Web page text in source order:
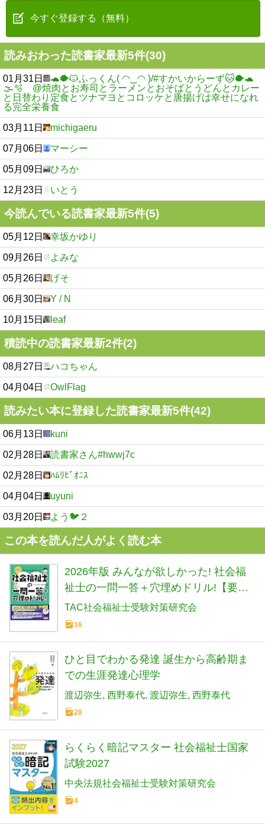
今すぐ登録する（無料）
読みおわった読書家最新5件(30)
01月31日
🐢🐡🐱ふっくん( ◠‿◠ )/#すかいからーず🐱🐡🐢
🌫🫧 @焼肉とお寿司とラーメンとおそばとうどんとカレー
と日替わり定食とツナマヨとコロッケと唐揚げは幸せになれ
る完全栄養食
03月11日 michigaeru
07月06日 マーシー
05月09日 ひろか
12月23日 いとう
今読んでいる読書家最新5件(5)
05月12日 幸坂かゆり
09月26日 よみな
05月26日 げそ
06月30日 Y / N
10月15日 leaf
積読中の読書家最新2件(2)
08月27日 ハコちゃん
04月04日 OwlFlag
読みたい本に登録した読書家最新5件(42)
06月13日 kuni
02月28日 読書家さん#hwwj7c
02月28日 ﾊﾑﾘﾋﾞｵﾆｽ
04月04日 uyuni
03月20日 よう🐦２
この本を読んだ人がよく読む本
2026年版 みんなが欲しかった! 社会福
祉士の一問一答＋穴埋めドリル!【要点
整理＋過去問・予想問題／赤チェック
シート付き】（みんなが欲しかったシ
TAC社会福祉士受験対策研究会
16
ひと目でわかる発達 誕生から高齢期ま
での生涯発達心理学
渡辺弥生 西野泰代 渡辺弥生 西野泰代
28
らくらく暗記マスター 社会福祉士国家
試験2027
中央法規社会福祉士受験対策研究会
4